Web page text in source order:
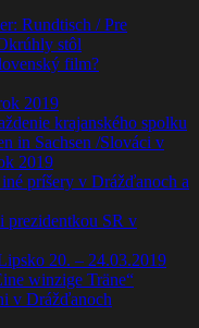
Rundtisch / Pre
stôl
film?
2019
krajanského spolku
in Sachsen /Slováci v
2019
príšery v Drážďanoch a
prezidentkou SR v
20. – 24.03.2019
winzige Träne“
v Drážďanoch